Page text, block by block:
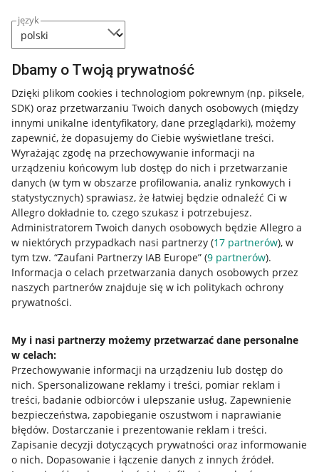
język
Dbamy o Twoją prywatność
Dzięki plikom cookies i technologiom pokrewnym (np. piksele,
SDK) oraz przetwarzaniu Twoich danych osobowych (między
innymi unikalne identyfikatory, dane przeglądarki), możemy
zapewnić, że dopasujemy do Ciebie wyświetlane treści.
Wyrażając zgodę na przechowywanie informacji na
urządzeniu końcowym lub dostęp do nich i przetwarzanie
danych (w tym w obszarze profilowania, analiz rynkowych i
statystycznych) sprawiasz, że łatwiej będzie odnaleźć Ci w
Allegro dokładnie to, czego szukasz i potrzebujesz.
Administratorem Twoich danych osobowych będzie Allegro a
w niektórych przypadkach nasi partnerzy (17 partnerów), w
tym tzw. “Zaufani Partnerzy IAB Europe” (9 partnerów).
Informacja o celach przetwarzania danych osobowych przez
naszych partnerów znajduje się w ich politykach ochrony
prywatności.
My i nasi partnerzy możemy przetwarzać dane personalne
w celach:
Przechowywanie informacji na urządzeniu lub dostęp do
nich. Spersonalizowane reklamy i treści, pomiar reklam i
treści, badanie odbiorców i ulepszanie usług. Zapewnienie
bezpieczeństwa, zapobieganie oszustwom i naprawianie
błędów. Dostarczanie i prezentowanie reklam i treści.
Zapisanie decyzji dotyczących prywatności oraz informowanie
o nich. Dopasowanie i łączenie danych z innych źródeł.
Przydatne informacje
Jak to działa
Allegro Gadane dla sprzedających
Allegro Gadane dla kupujących
Mapa miejscowości
Informacje prawne